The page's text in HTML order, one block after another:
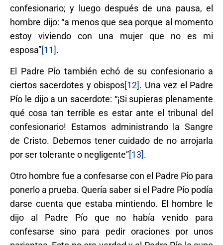
confesionario; y luego después de una pausa, el
hombre dijo: “a menos que sea porque al momento
estoy viviendo con una mujer que no es mi
esposa”[11].
El Padre Pío también echó de su confesionario a
ciertos sacerdotes y obispos[12]. Una vez el Padre
Pío le dijo a un sacerdote: “¡Si supieras plenamente
qué cosa tan terrible es estar ante el tribunal del
confesionario! Estamos administrando la Sangre
de Cristo. Debemos tener cuidado de no arrojarla
por ser tolerante o negligente”[13].
Otro hombre fue a confesarse con el Padre Pío para
ponerlo a prueba. Quería saber si el Padre Pío podía
darse cuenta que estaba mintiendo. El hombre le
dijo al Padre Pío que no había venido para
confesarse sino para pedir oraciones por unos